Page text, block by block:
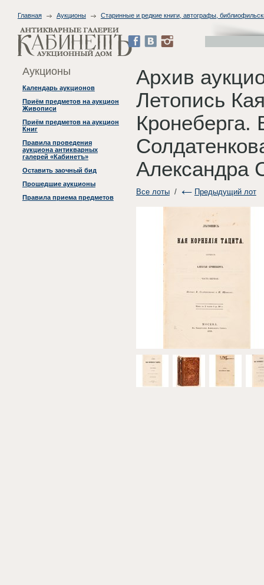
Главная Аукционы Старинные и редкие книги, автографы,
Аукционы
Календарь аукционов
Приём предметов на аукцион
Живописи
Приём предметов на аукцион
Книг
Правила проведения
аукциона антикварных
галерей «Кабинетъ»
Оставить заочный бид
Прошедшие аукционы
Правила приема предметов
Архив
Летопись
Александра
Все лоты/ Предыдущий лот